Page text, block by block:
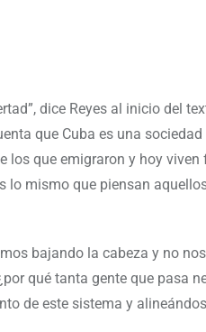
dice Reyes al inicio del
que Cuba es una
los que emigraron y hoy
lo mismo que piensan
bajando la cabeza y no
qué tanta gente que pasa
de este sistema y